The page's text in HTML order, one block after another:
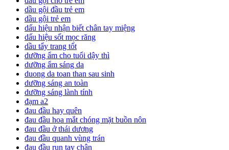
dầu gội đầu trẻ em
dầu gội trẻ em
dấu hiệu nhận biết chân tay miệng
dấu hiệu sốt mọc răng
dầu tẩy trang tốt
dưỡng ẩm cho tuổi dậy thì
dưỡng ẩm sáng da
duong da toan than sau sinh
dưỡng sáng an toàn
dưỡng sáng lành tính
đạm a2
đau đầu hay quên
đau đầu hoa mắt chóng mặt buồn nôn
đau đầu ở thái dương
đau đầu quanh vùng trán
đau đầu run tay chân